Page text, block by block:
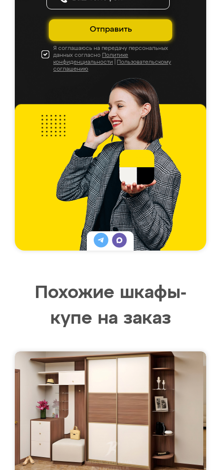
Отправить
Я соглашаюсь на передачу персональных
данных согласно Политике
конфиденциальности
Пользовательскому
соглашению
Похожие шкафы-
купе на заказ